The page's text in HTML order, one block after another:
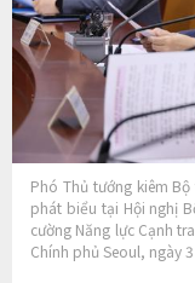
Phó Thủ tướng kiêm
phát biểu tại Hội nghị
cường Năng lực Cạnh
Chính phủ Seoul, ngày